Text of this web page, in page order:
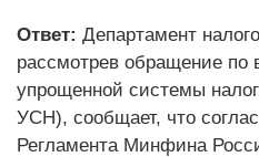
Ответ: Департамент
рассмотрев обращение по
упрощенной системы
УСН), сообщает, что
Регламента Минфина